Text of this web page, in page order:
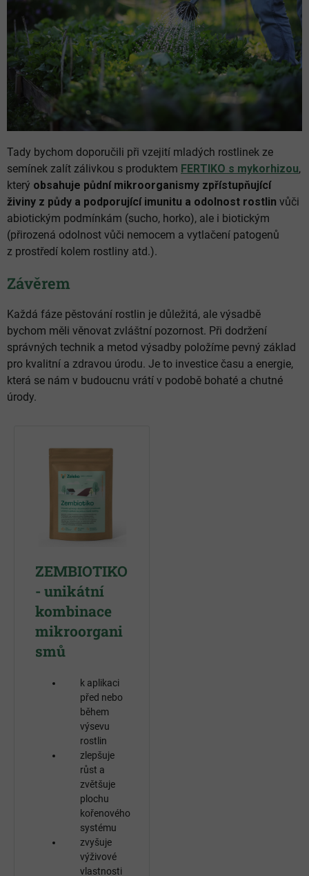
Tady bychom doporučili při vzejití mladých rostlinek ze
semínek zalít zálivkou s produktem FERTIKO s mykorhizou,
který obsahuje půdní mikroorganismy zpřístupňující
živiny z půdy a podporující imunitu a odolnost rostlin vůči
abiotickým podmínkám (sucho, horko), ale i biotickým
(přirozená odolnost vůči nemocem a vytlačení patogenů
z prostředí kolem rostliny atd.).
Závěrem
Každá fáze pěstování rostlin je důležitá, ale výsadbě
bychom měli věnovat zvláštní pozornost. Při dodržení
správných technik a metod výsadby položíme pevný základ
pro kvalitní a zdravou úrodu. Je to investice času a energie,
která se nám v budoucnu vrátí v podobě bohaté a chutné
úrody.
ZEMBIOTIKO
- unikátní
kombinace
mikroorgani
smů
k aplikaci
před nebo
během
výsevu
rostlin
zlepšuje
růst a
zvětšuje
plochu
kořenového
systému
zvyšuje
výživové
vlastnosti